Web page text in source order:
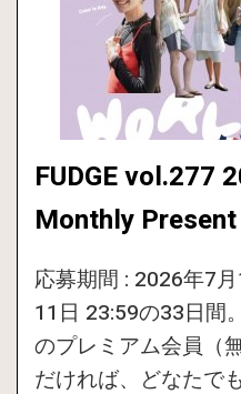
FUDGE vol.277
Monthly Present
応募期間 : 2026年7
11日 23:59の33日間
のプレミアム会員（
だければ、どなたで